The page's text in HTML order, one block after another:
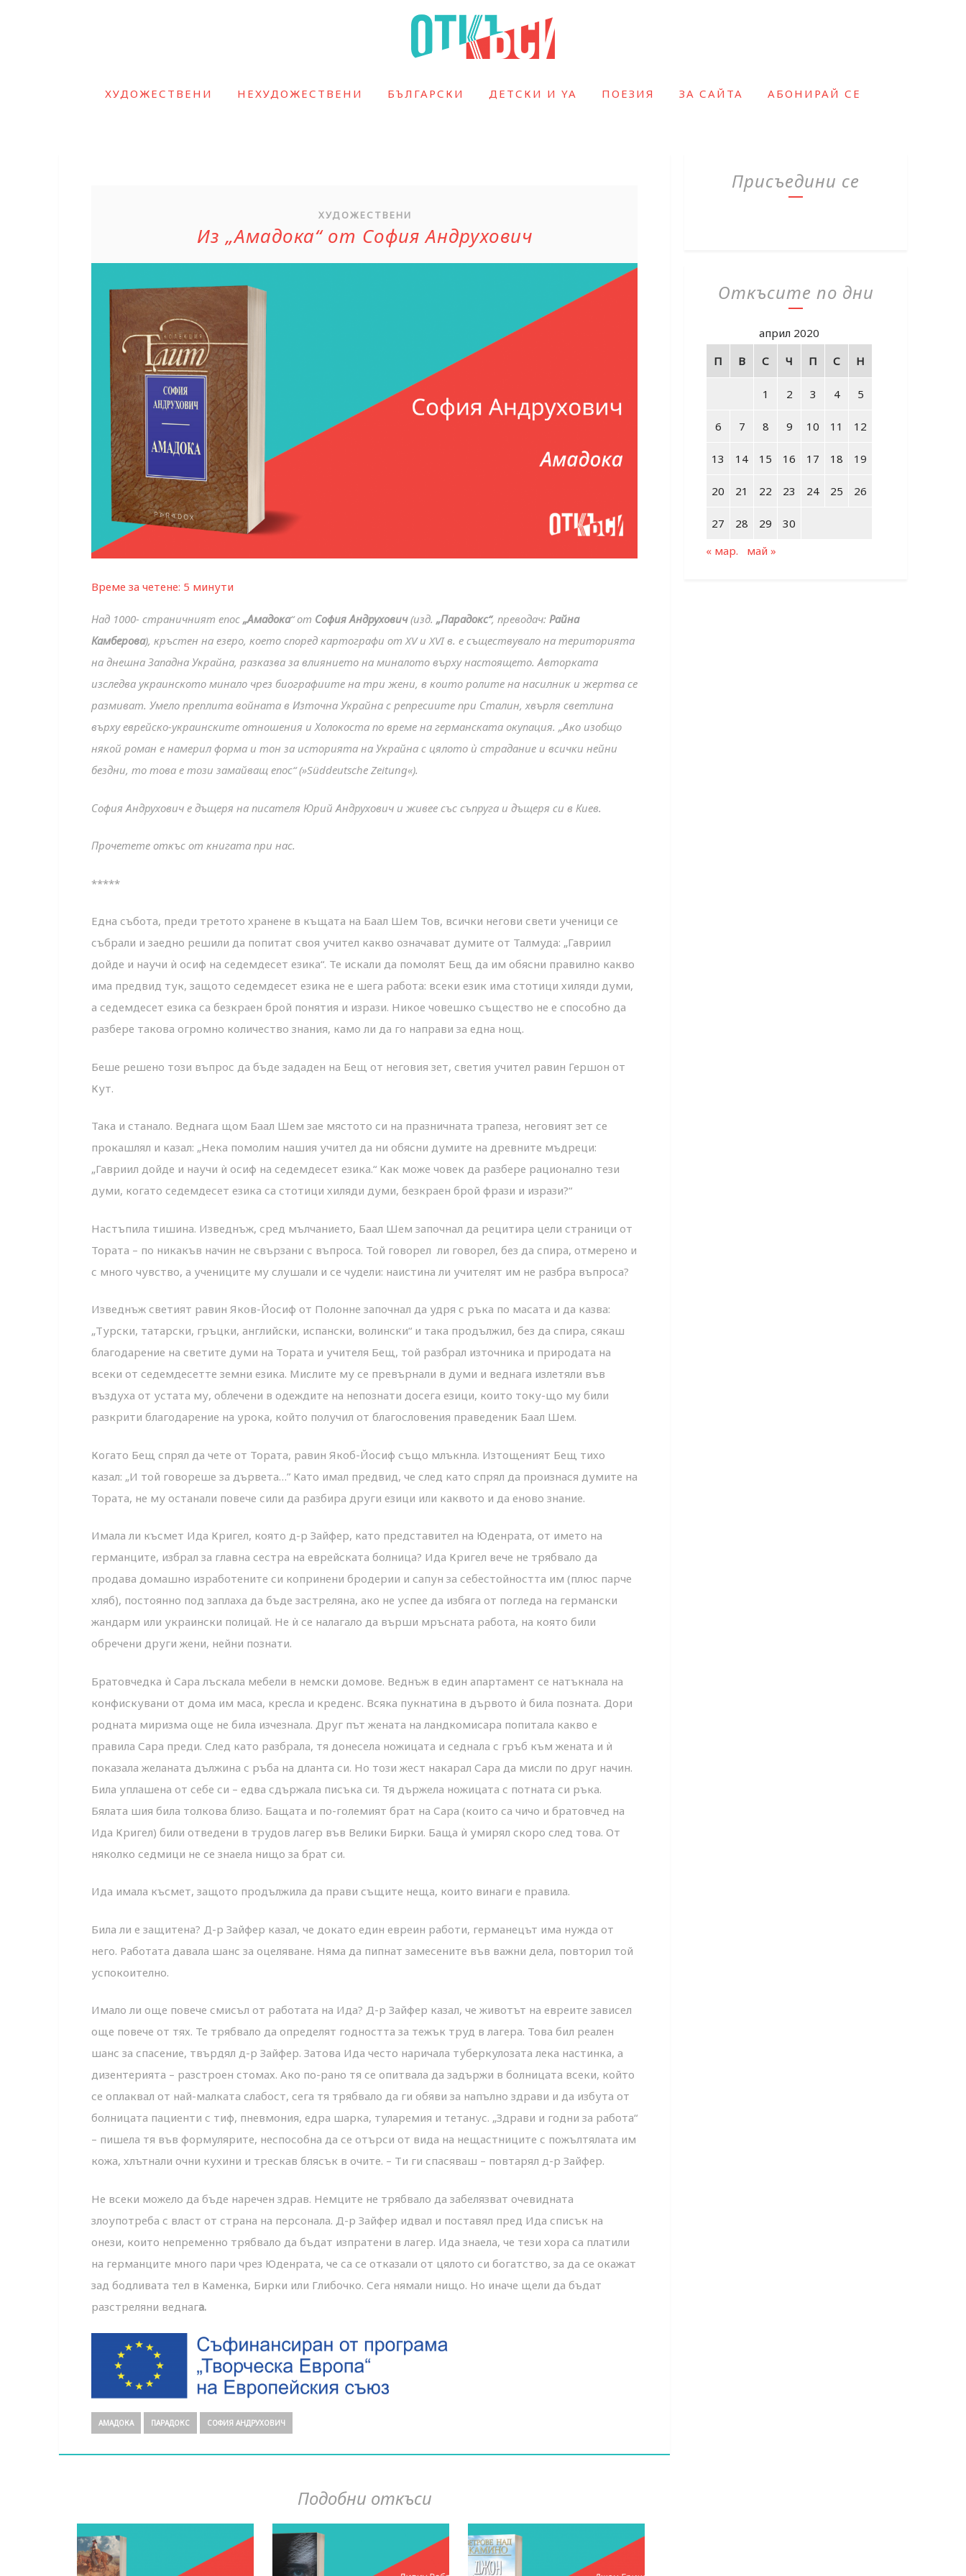
ХУДОЖЕСТВЕНИ НЕХУДОЖЕСТВЕНИ БЪЛГАРСКИ ДЕТСКИ И YA ПОЕЗИЯ ЗА САЙТА АБОНИРАЙ СЕ
ХУДОЖЕСТВЕНИ
Из „Амадока“ от София Андрухович
Време за четене: 5 минути
Над 1000- страничният епос „Амадока“ от София Андрухович(изд. „Парадокс“, преводач: Райна
Камберова), кръстен на езеро, което според картографи от XV и XVI в. е съществувало на територията
на днешна Западна Украйна, разказва за влиянието на миналото върху настоящето. Авторката
изследва украинското минало чрез биографиите на три жени, в които ролите на насилник и жертва се
размиват. Умело преплита войната в Източна Украйна с репресиите при Сталин, хвърля светлина
върху еврейско-украинските отношения и Холокоста по време на германската окупация. „Ако изобщо
някой роман е намерил форма и тон за историята на Украйна с цялото ѝ страдание и всички нейни
бездни, то това е този замайващ епос“ (»Süddeutsche Zeitung«).
София Андрухович е дъщеря на писателя Юрий Андрухович и живее със съпруга и дъщеря си в Киев.
Прочетете откъс от книгата при нас.
*****
Една събота, преди третото хранене в къщата на Баал Шем Тов, всички негови свети ученици се
събрали и заедно решили да попитат своя учител какво означават думите от Талмуда: „Гавриил
дойде и научи ѝ осиф на седемдесет езика“. Те искали да помолят Бещ да им обясни правилно какво
има предвид тук, защото седемдесет езика не е шега работа: всеки език има стотици хиляди думи,
а седемдесет езика са безкраен брой понятия и изрази. Никое човешко същество не е способно да
разбере такова огромно количество знания, камо ли да го направи за една нощ.
Беше решено този въпрос да бъде зададен на Бещ от неговия зет, светия учител равин Гершон от
Кут.
Така и станало. Веднага щом Баал Шем зае мястото си на празничната трапеза, неговият зет се
прокашлял и казал: „Нека помолим нашия учител да ни обясни думите на древните мъдреци:
„Гавриил дойде и научи ѝ осиф на седемдесет езика.“ Как може човек да разбере рационално тези
думи, когато седемдесет езика са стотици хиляди думи, безкраен брой фрази и изрази?“
Настъпила тишина. Изведнъж, сред мълчанието, Баал Шем започнал да рецитира цели страници от
Тората – по никакъв начин не свързани с въпроса. Той говорел ли говорел, без да спира, отмерено и
с много чувство, а учениците му слушали и се чудели: наистина ли учителят им не разбра въпроса?
Изведнъж светият равин Яков-Йосиф от Полонне започнал да удря с ръка по масата и да казва:
„Турски, татарски, гръцки, английски, испански, волински“ и така продължил, без да спира, сякаш
благодарение на светите думи на Тората и учителя Бещ, той разбрал източника и природата на
всеки от седемдесетте земни езика. Мислите му се превърнали в думи и веднага излетяли във
въздуха от устата му, облечени в одеждите на непознати досега езици, които току-що му били
разкрити благодарение на урока, който получил от благословения праведеник Баал Шем.
Когато Бещ спрял да чете от Тората, равин Якоб-Йосиф също млъкнла. Изтощеният Бещ тихо
казал: „И той говореше за дървета…” Като имал предвид, че след като спрял да произнася думите на
Тората, не му останали повече сили да разбира други езици или каквото и да еново знание.
Имала ли късмет Ида Кригел, която д-р Зайфер, като представител на Юденрата, от името на
германците, избрал за главна сестра на еврейската болница? Ида Кригел вече не трябвало да
продава домашно изработените си копринени бродерии и сапун за себестойността им (плюс парче
хляб), постоянно под заплаха да бъде застреляна, ако не успее да избяга от погледа на германски
жандарм или украински полицай. Не ѝ се налагало да върши мръсната работа, на която били
обречени други жени, нейни познати.
Братовчедка ѝ Сара лъскала мебели в немски домове. Веднъж в един апартамент се натъкнала на
конфискувани от дома им маса, кресла и креденс. Всяка пукнатина в дървото ѝ била позната. Дори
родната миризма още не била изчезнала. Друг път жената на ландкомисара попитала какво е
правила Сара преди. След като разбрала, тя донесела ножицата и седнала с гръб към жената и ѝ
показала желаната дължина с ръба на дланта си. Но този жест накарал Сара да мисли по друг начин.
Била уплашена от себе си – едва сдържала писъка си. Тя държела ножицата с потната си ръка.
Бялата шия била толкова близо. Бащата и по-големият брат на Сара (които са чичо и братовчед на
Ида Кригел) били отведени в трудов лагер във Велики Бирки. Баща ѝ умирял скоро след това. От
няколко седмици не се знаела нищо за брат си.
Ида имала късмет, защото продължила да прави същите неща, които винаги е правила.
Била ли е защитена? Д-р Зайфер казал, че докато един евреин работи, германецът има нужда от
него. Работата давала шанс за оцеляване. Няма да пипнат замесените във важни дела, повторил той
успокоително.
Имало ли още повече смисъл от работата на Ида? Д-р Зайфер казал, че животът на евреите зависел
още повече от тях. Те трябвало да определят годността за тежък труд в лагера. Това бил реален
шанс за спасение, твърдял д-р Зайфер. Затова Ида често наричала туберкулозата лека настинка, а
дизентерията – разстроен стомах. Ако по-рано тя се опитвала да задържи в болницата всеки, който
се оплаквал от най-малката слабост, сега тя трябвало да ги обяви за напълно здрави и да избута от
болницата пациенти с тиф, пневмония, едра шарка, туларемия и тетанус. „Здрави и годни за работа“
– пишела тя във формулярите, неспособна да се отърси от вида на нещастниците с пожълтялата им
кожа, хлътнали очни кухини и трескав блясък в очите. – Ти ги спасяваш – повтарял д-р Зайфер.
Не всеки можело да бъде наречен здрав. Немците не трябвало да забелязват очевидната
злоупотреба с власт от страна на персонала. Д-р Зайфер идвал и поставял пред Ида списък на
онези, които непременно трябвало да бъдат изпратени в лагер. Ида знаела, че тези хора са платили
на германците много пари чрез Юденрата, че са се отказали от цялото си богатство, за да се окажат
зад бодливата тел в Каменка, Бирки или Глибочко. Сега нямали нищо. Но иначе щели да бъдат
разстреляни веднага.
АМАДОКА ПАРАДОКС СОФИЯ АНДРУХОВИЧ
Подобни откъси
Присъедини се
Откъсите по дни
април 2020
П
В С Ч П С Н
1 2 3 4 5
6 7 8 9 10 11 12
13 14 15 16 17 18 19
20 21 22 23 24 25 26
27 28 29
30
« мар.
май »